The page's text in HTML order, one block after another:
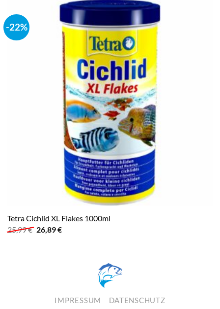
-22%
Tetra Cichlid XL Flakes 1000ml
25,99€ Ursprünglicher
Preis
26,89€Aktueller
IMPRESSUM DATENSCHUTZ